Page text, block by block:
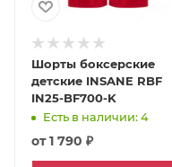
Шорты боксерские
детские INSANE RBF
IN25-BF700-K
Есть в наличии: 4
от1 790 ₽